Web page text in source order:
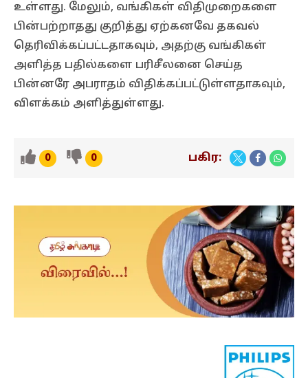
உள்ளது. மேலும், வங்கிகள் விதிமுறைகளை
பின்பற்றாதது குறித்து ஏற்கனவே தகவல்
தெரிவிக்கப்பட்டதாகவும், அதற்கு வங்கிகள்
அளித்த பதில்களை பரிசீலனை செய்த
பின்னரே அபராதம் விதிக்கப்பட்டுள்ளதாகவும்,
விளக்கம் அளித்துள்ளது.
0 0 பகிர: